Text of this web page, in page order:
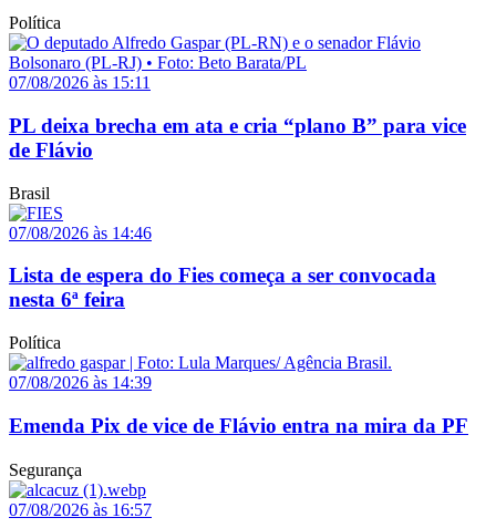
Política
07/08/2026 às 15:11
PL deixa brecha em ata e cria “plano B” para vice
de Flávio
Brasil
07/08/2026 às 14:46
Lista de espera do Fies começa a ser convocada
nesta 6ª feira
Política
07/08/2026 às 14:39
Emenda Pix de vice de Flávio entra na mira da PF
Segurança
07/08/2026 às 16:57